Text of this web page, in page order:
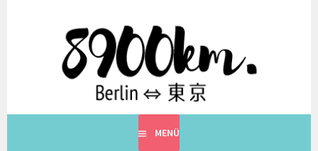
8900KM. BERLIN ⇔ 東京
EINE BERLINERIN IN JAPAN. MIT EINEM JAPANER.
MENÜ